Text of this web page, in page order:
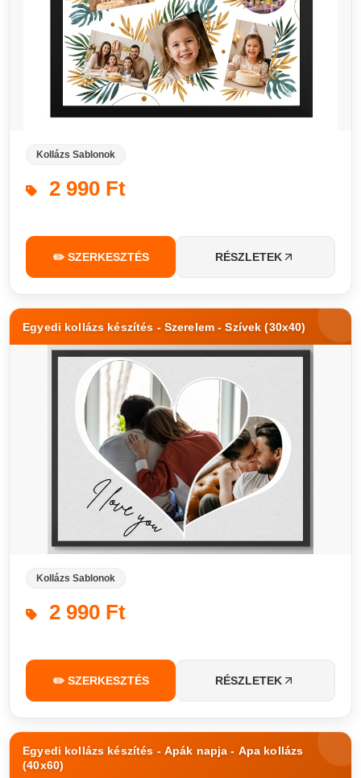
Kollázs Sablonok
2 990 Ft
✏️ SZERKESZTÉS RÉSZLETEK
Egyedi kollázs készítés - Szerelem - Szívek (30x40)
Kollázs Sablonok
2 990 Ft
✏️ SZERKESZTÉS RÉSZLETEK
Egyedi kollázs készítés - Apák napja - Apa kollázs
(40x60)